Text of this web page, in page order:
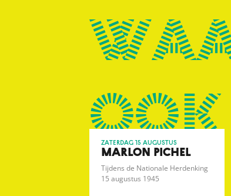
ook
zaterdag 15 augustus
MARLON PICHEL
Tijdens de Nationale Herdenking
15 augustus 1945